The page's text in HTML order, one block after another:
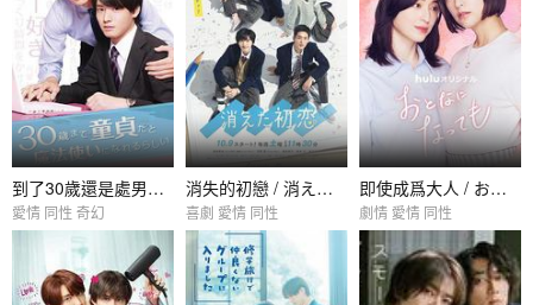
到了30歲還是處男，似乎會變成魔法師 / 30歳まで童貞だと魔法使いになれるらしい
愛情 同性 奇幻
消失的初戀 / 消えた初戀
喜劇 愛情 同性
即使成爲大人 / おとなになっても
劇情 愛情 同性